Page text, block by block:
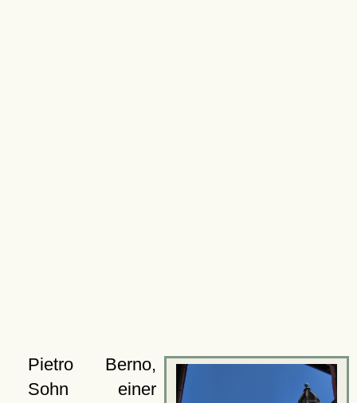
Pietro Berno,
Sohn einer